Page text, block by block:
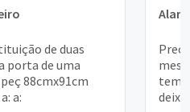
de duas
porta de uma
88cmx91cm
a:
tem
deixa